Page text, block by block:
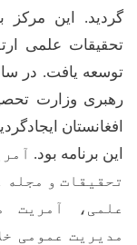
گردید. این مرکز
تحقیقات علمی
توسعه یافت. در
رهبری وزارت
افغانستان
این برنامه بود.
تحقیقات و مجله
علمی، آمریت
مدیریت عمومی